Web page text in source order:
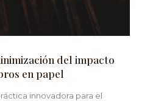
del impacto
en papel
innovadora para el